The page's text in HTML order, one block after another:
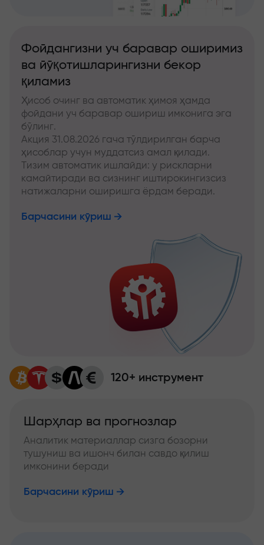
Фойдангизни уч баравар оширимиз
ва йўқотишларингизни бекор
қиламиз
Ҳисоб очинг ва автоматик ҳимоя ҳамда
фойдани уч баравар ошириш имконига эга
бўлинг.
Акция 31.08.2026 гача тўлдирилган барча
ҳисоблар учун муддатсиз амал қилади.
Тизим автоматик ишлайди: у рискларни
камайтиради ва сизнинг иштирокингизсиз
натижаларни оширишга ёрдам беради.
Барчасини кўриш
120+ инструмент
Шарҳлар ва прогнозлар
Аналитик материаллар сизга бозорни
тушуниш ва ишонч билан савдо қилиш
имконини беради
Барчасини кўриш